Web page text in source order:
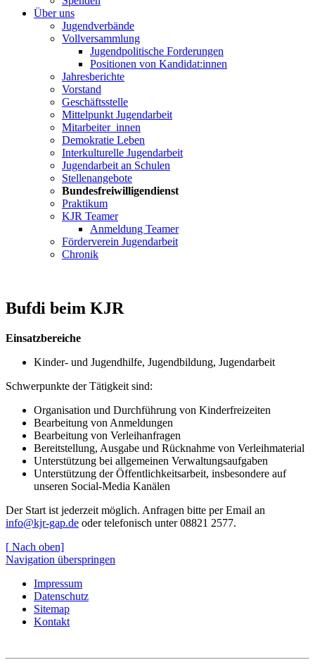
Über uns
Jugendverbände
Vollversammlung
Jugendpolitische Forderungen
Positionen von Kandidat:innen
Jahresberichte
Vorstand
Geschäftsstelle
Mittelpunkt Jugendarbeit
Mitarbeiter_innen
Demokratie Leben
Interkulturelle Jugendarbeit
Jugendarbeit an Schulen
Stellenangebote
Bundesfreiwilligendienst
Praktikum
KJR Teamer
Anmeldung Teamer
Förderverein Jugendarbeit
Chronik
Bufdi beim KJR
Einsatzbereiche
Kinder- und Jugendhilfe, Jugendbildung, Jugendarbeit
Schwerpunkte der Tätigkeit sind:
Organisation und Durchführung von Kinderfreizeiten
Bearbeitung von Anmeldungen
Bearbeitung von Verleihanfragen
Bereitstellung, Ausgabe und Rücknahme von Verleihmaterial
Unterstützung bei allgemeinen Verwaltungsaufgaben
Unterstützung der Öffentlichkeitsarbeit, insbesondere auf
unseren Social-Media Kanälen
Der Start ist jederzeit möglich. Anfragen bitte per Email an
info@kjr-gap.de oder telefonisch unter 08821 2577.
[ Nach oben]
Navigation überspringen
Impressum
Datenschutz
Sitemap
Kontakt